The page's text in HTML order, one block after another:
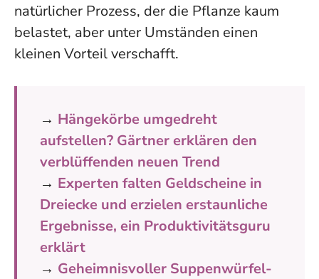
natürlicher Prozess, der die Pflanze kaum
belastet, aber unter Umständen einen
kleinen Vorteil verschafft.
→ Hängekörbe umgedreht
aufstellen? Gärtner erklären den
verblüffenden neuen Trend
→ Experten falten Geldscheine in
Dreiecke und erzielen erstaunliche
Ergebnisse, ein Produktivitätsguru
erklärt
→ Geheimnisvoller Suppenwürfel-